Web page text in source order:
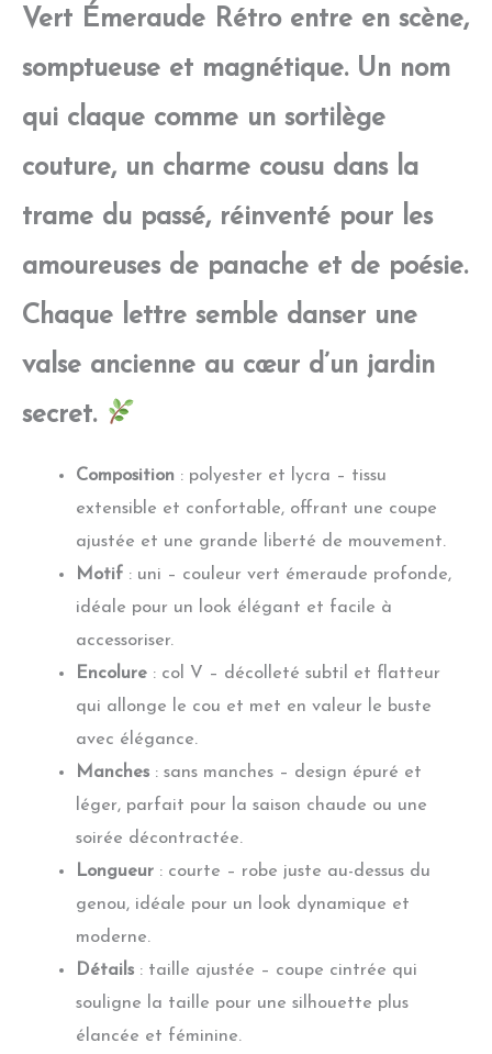
Vert Émeraude Rétro entre en scène,
somptueuse et magnétique. Un nom
qui claque comme un sortilège
couture, un charme cousu dans la
trame du passé, réinventé pour les
amoureuses de panache et de poésie.
Chaque lettre semble danser une
valse ancienne au cœur d’un jardin
secret.
Composition : polyester et lycra – tissu
extensible et confortable, offrant une coupe
ajustée et une grande liberté de mouvement.
Motif : uni – couleur vert émeraude profonde,
idéale pour un look élégant et facile à
accessoriser.
Encolure : col V – décolleté subtil et flatteur
qui allonge le cou et met en valeur le buste
avec élégance.
Manches : sans manches – design épuré et
léger, parfait pour la saison chaude ou une
soirée décontractée.
Longueur : courte – robe juste au-dessus du
genou, idéale pour un look dynamique et
moderne.
Détails : taille ajustée – coupe cintrée qui
souligne la taille pour une silhouette plus
élancée et féminine.